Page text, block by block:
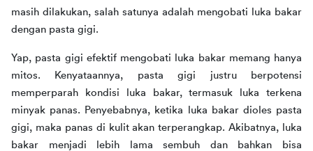
masih dilakukan, salah satunya adalah mengobati luka bakar
dengan pasta gigi.
Yap, pasta gigi efektif mengobati luka bakar memang hanya
mitos. Kenyataannya, pasta gigi justru berpotensi
memperparah kondisi luka bakar, termasuk luka terkena
minyak panas. Penyebabnya, ketika luka bakar dioles pasta
gigi, maka panas di kulit akan terperangkap. Akibatnya, luka
bakar menjadi lebih lama sembuh dan bahkan bisa